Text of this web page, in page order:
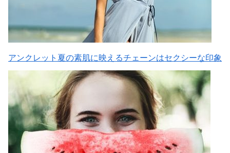
アンクレット夏の素肌に映えるチェーンはセクシーな印象